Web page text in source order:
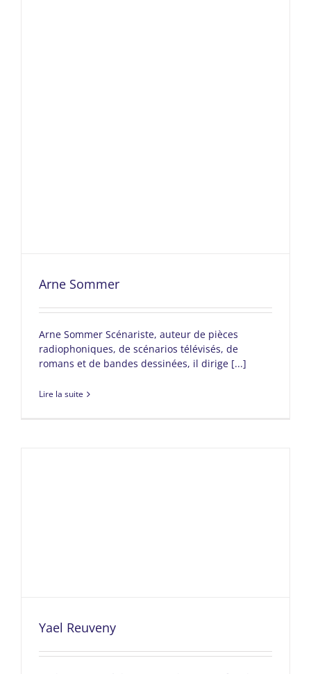
Arne Sommer
Arne Sommer Scénariste, auteur de pièces
radiophoniques, de scénarios télévisés, de
romans et de bandes dessinées, il dirige [...]
Lire la suite
Yael Reuveny